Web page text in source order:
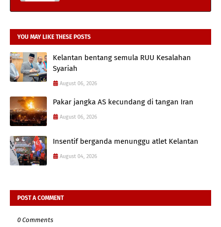
YOU MAY LIKE THESE POSTS
Kelantan bentang semula RUU Kesalahan
Syariah
August 06, 2026
Pakar jangka AS kecundang di tangan Iran
August 06, 2026
Insentif berganda menunggu atlet Kelantan
August 04, 2026
POST A COMMENT
0 Comments